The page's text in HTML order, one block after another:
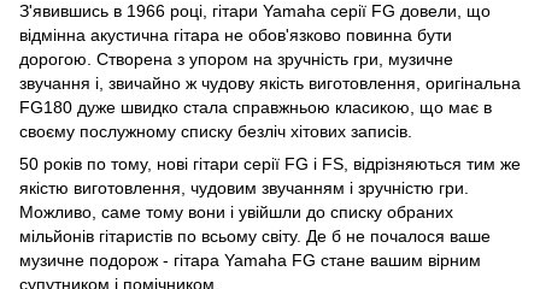
З'явившись в 1966 році, гітари Yamaha серії FG довели, що
відмінна акустична гітара не обов'язково повинна бути
дорогою. Створена з упором на зручність гри, музичне
звучання і, звичайно ж чудову якість виготовлення, оригінальна
FG180 дуже швидко стала справжньою класикою, що має в
своєму послужному списку безліч хітових записів.
50 років по тому, нові гітари серії FG і FS, відрізняються тим же
якістю виготовлення, чудовим звучанням і зручністю гри.
Можливо, саме тому вони і увійшли до списку обраних
мільйонів гітаристів по всьому світу. Де б не почалося ваше
музичне подорож - гітара Yamaha FG стане вашим вірним
супутником і помічником.